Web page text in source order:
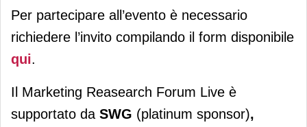
Per partecipare all’evento è necessario
richiedere l’invito compilando il form disponibile
qui.
Il Marketing Reasearch Forum Live è
supportato da SWG (platinum sponsor),